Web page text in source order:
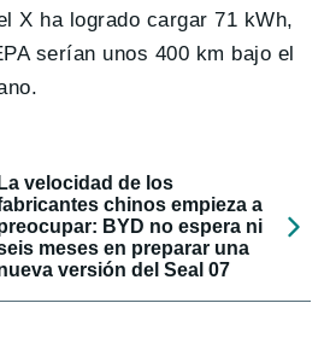
X ha logrado cargar 71 kWh,
serían unos 400 km bajo el
La velocidad de los
chinos empieza a
BYD no espera ni
meses en preparar una
versión del Seal 07